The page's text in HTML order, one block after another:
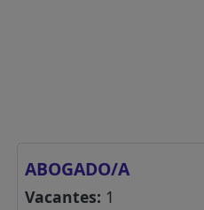
ABOGADO/A
Vacantes: 1